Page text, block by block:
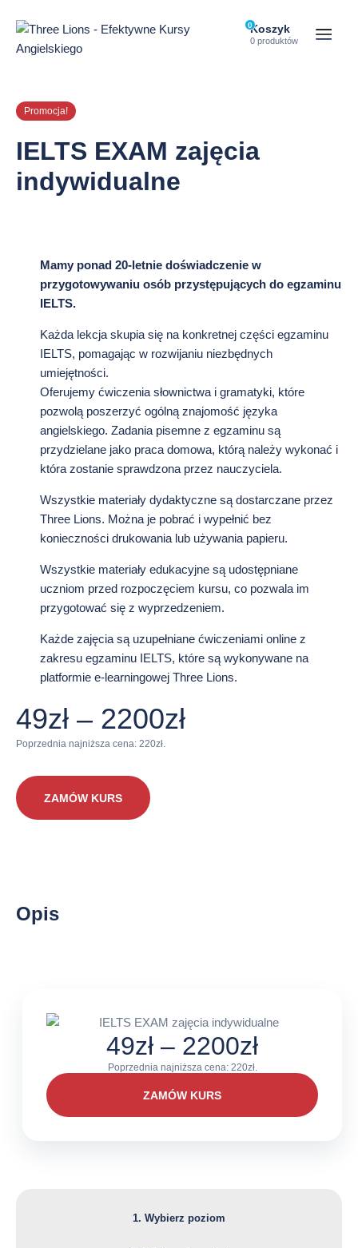
treści
0KoszykIlość
0 produktów
Otwórz
Promocja!
IELTS EXAM zajęcia
indywidualne
Mamy ponad 20-letnie doświadczenie w
przygotowywaniu osób przystępujących do egzaminu
IELTS.
Każda lekcja skupia się na konkretnej części egzaminu
IELTS, pomagając w rozwijaniu niezbędnych
umiejętności.
Oferujemy ćwiczenia słownictwa i gramatyki, które
pozwolą poszerzyć ogólną znajomość języka
angielskiego. Zadania pisemne z egzaminu są
przydzielane jako praca domowa, którą należy wykonać i
która zostanie sprawdzona przez nauczyciela.
Wszystkie materiały dydaktyczne są dostarczane przez
Three Lions. Można je pobrać i wypełnić bez
konieczności drukowania lub używania papieru.
Wszystkie materiały edukacyjne są udostępniane
uczniom przed rozpoczęciem kursu, co pozwala im
przygotować się z wyprzedzeniem.
Każde zajęcia są uzupełniane ćwiczeniami online z
zakresu egzaminu IELTS, które są wykonywane na
platformie e-learningowej Three Lions.
49zł – 2200złZakres
Poprzednia najniższa cena: 220zł.
ZAMÓW KURS
Opis
49zł – 2200złZakres
cen:
Poprzednia najniższa cena: 220zł.
ZAMÓW KURS
1. Wybierz poziom